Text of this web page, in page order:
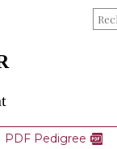
PDF Pedigree